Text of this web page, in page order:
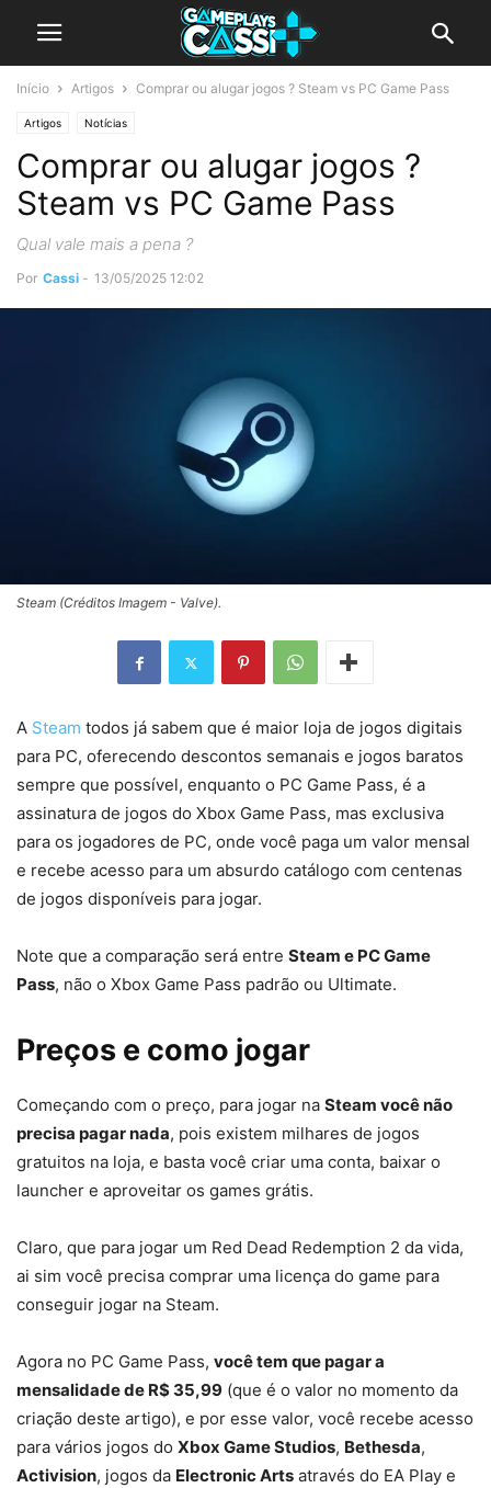
Início Artigos Comprar ou alugar jogos ? Steam vs PC Game Pass
Artigos Notícias
Comprar ou alugar jogos ?
Steam vs PC Game Pass
Qual vale mais a pena ?
Por Cassi - 13/05/2025 12:02
Steam (Créditos Imagem - Valve).
A Steam todos já sabem que é maior loja de jogos digitais
para PC, oferecendo descontos semanais e jogos baratos
sempre que possível, enquanto o PC Game Pass, é a
assinatura de jogos do Xbox Game Pass, mas exclusiva
para os jogadores de PC, onde você paga um valor mensal
e recebe acesso para um absurdo catálogo com centenas
de jogos disponíveis para jogar.
Note que a comparação será entre Steam e PC Game
Pass, não o Xbox Game Pass padrão ou Ultimate.
Preços e como jogar
Começando com o preço, para jogar na Steam você não
precisa pagar nada, pois existem milhares de jogos
gratuitos na loja, e basta você criar uma conta, baixar o
launcher e aproveitar os games grátis.
Claro, que para jogar um Red Dead Redemption 2 da vida,
ai sim você precisa comprar uma licença do game para
conseguir jogar na Steam.
Agora no PC Game Pass, você tem que pagar a
mensalidade de R$ 35,99 (que é o valor no momento da
criação deste artigo), e por esse valor, você recebe acesso
para vários jogos do Xbox Game Studios, Bethesda,
Activision, jogos da Electronic Arts através do EA Play e